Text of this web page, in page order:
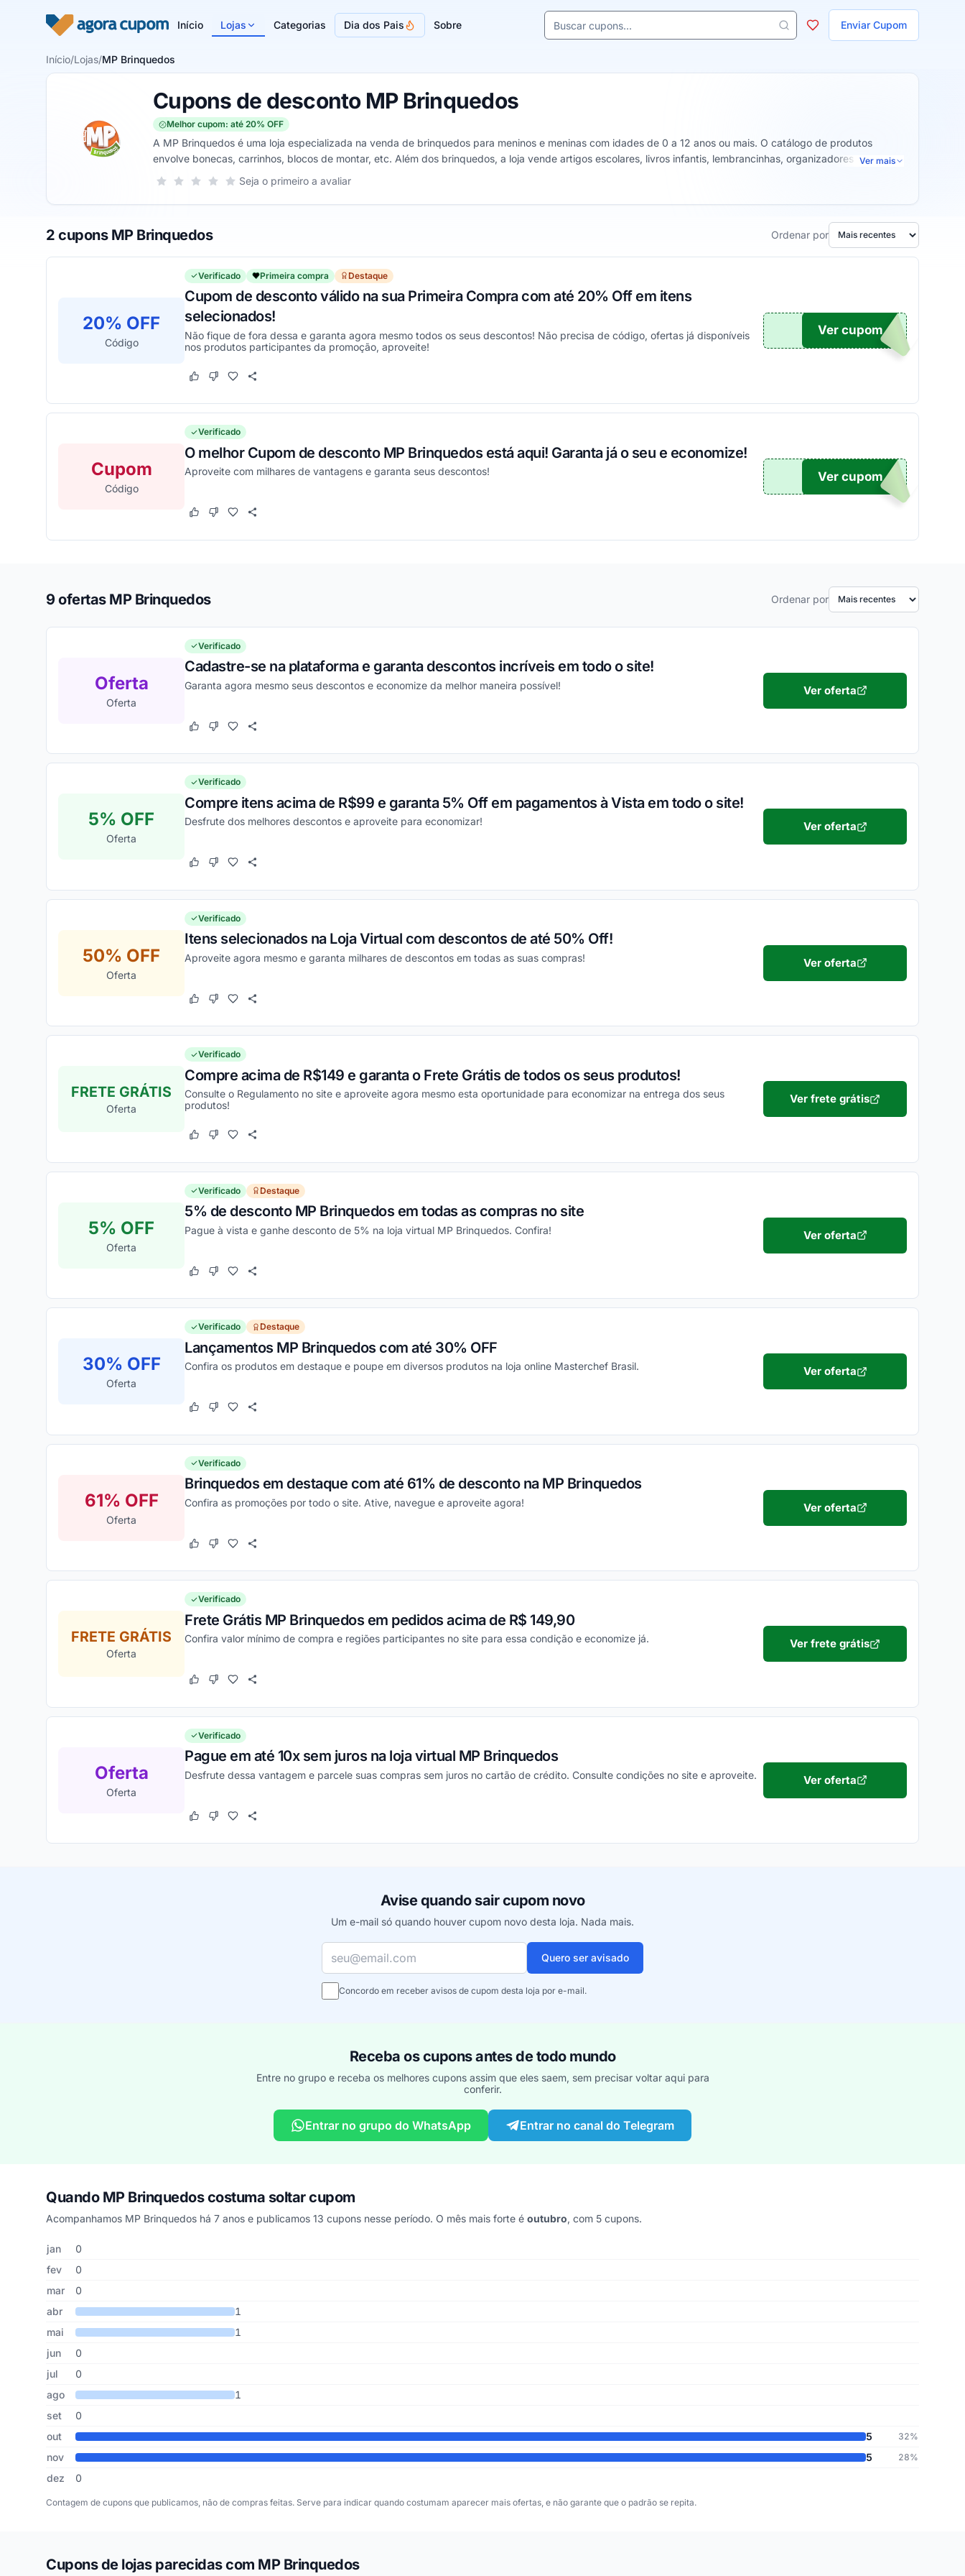
Início Lojas Categorias Dia dos Pais Sobre Enviar Cupom
Buscar cupons e lojas
Início/Lojas/MP Brinquedos
Cupons de desconto MP Brinquedos
Melhor cupom: até 20% OFF
A MP Brinquedos é uma loja especializada na venda de brinquedos para meninos e meninas com idades de 0 a 12 anos ou mais. O catálogo de produtos
envolve bonecas, carrinhos, blocos de montar, etc. Além dos brinquedos, a loja vende artigos escolares, livros infantis, lembrancinhas, organizadores e
fantasias.
Ver mais
Sua nota para MP Brinquedos, de 1 a 5 estrelas
5 estrelas
4 estrelas
3 estrelas
2 estrelas
1 estrela Seja o primeiro a avaliar
2 cupons MP Brinquedos Ordenar por
20% OFF
Código
Verificado Primeira compra Destaque
Cupom de desconto válido na sua Primeira Compra com até 20% Off em itens
selecionados!
Não fique de fora dessa e garanta agora mesmo todos os seus descontos! Não precisa de código, ofertas já disponíveis
nos produtos participantes da promoção, aproveite!
Este cupom funcionou
Este cupom não funcionou
TICO
Ver cupom
Cupom
Código
Verificado
O melhor Cupom de desconto MP Brinquedos está aqui! Garanta já o seu e economize!
Aproveite com milhares de vantagens e garanta seus descontos!
Este cupom funcionou
Este cupom não funcionou
TICO
Ver cupom
9 ofertas MP Brinquedos Ordenar por
Oferta
Oferta
Verificado
Cadastre-se na plataforma e garanta descontos incríveis em todo o site!
Garanta agora mesmo seus descontos e economize da melhor maneira possível!
Este cupom funcionou
Este cupom não funcionou
Ver oferta
5% OFF
Oferta
Verificado
Compre itens acima de R$99 e garanta 5% Off em pagamentos à Vista em todo o site!
Desfrute dos melhores descontos e aproveite para economizar!
Este cupom funcionou
Este cupom não funcionou
Ver oferta
50% OFF
Oferta
Verificado
Itens selecionados na Loja Virtual com descontos de até 50% Off!
Aproveite agora mesmo e garanta milhares de descontos em todas as suas compras!
Este cupom funcionou
Este cupom não funcionou
Ver oferta
FRETE GRÁTIS
Oferta
Verificado
Compre acima de R$149 e garanta o Frete Grátis de todos os seus produtos!
Consulte o Regulamento no site e aproveite agora mesmo esta oportunidade para economizar na entrega dos seus
produtos!
Este cupom funcionou
Este cupom não funcionou
Ver frete grátis
5% OFF
Oferta
Verificado Destaque
5% de desconto MP Brinquedos em todas as compras no site
Pague à vista e ganhe desconto de 5% na loja virtual MP Brinquedos. Confira!
Este cupom funcionou
Este cupom não funcionou
Ver oferta
30% OFF
Oferta
Verificado Destaque
Lançamentos MP Brinquedos com até 30% OFF
Confira os produtos em destaque e poupe em diversos produtos na loja online Masterchef Brasil.
Este cupom funcionou
Este cupom não funcionou
Ver oferta
61% OFF
Oferta
Verificado
Brinquedos em destaque com até 61% de desconto na MP Brinquedos
Confira as promoções por todo o site. Ative, navegue e aproveite agora!
Este cupom funcionou
Este cupom não funcionou
Ver oferta
FRETE GRÁTIS
Oferta
Verificado
Frete Grátis MP Brinquedos em pedidos acima de R$ 149,90
Confira valor mínimo de compra e regiões participantes no site para essa condição e economize já.
Este cupom funcionou
Este cupom não funcionou
Ver frete grátis
Oferta
Oferta
Verificado
Pague em até 10x sem juros na loja virtual MP Brinquedos
Desfrute dessa vantagem e parcele suas compras sem juros no cartão de crédito. Consulte condições no site e aproveite.
Este cupom funcionou
Este cupom não funcionou
Ver oferta
Avise quando sair cupom novo
Um e-mail só quando houver cupom novo desta loja. Nada mais.
Quero ser avisado
Concordo em receber avisos de cupom desta loja por e-mail.
Receba os cupons antes de todo mundo
Entre no grupo e receba os melhores cupons assim que eles saem, sem precisar voltar aqui para
conferir.
Entrar no grupo do WhatsApp Entrar no canal do Telegram
Quando MP Brinquedos costuma soltar cupom
Acompanhamos MP Brinquedos há 7 anos e publicamos 13 cupons nesse período. O mês mais forte é outubro, com 5 cupons.
Cupons de MP Brinquedos publicados por mês, somando os últimos 7 anos
Mês Cupons publicados
jan
0
fev
0
mar
0
abr
1
mai
1
jun
0
jul
0
ago
1
set
0
out
5 32%
nov 5 28%
dez 0
Contagem de cupons que publicamos, não de compras feitas. Serve para indicar quando costumam aparecer mais ofertas, e não garante que o padrão se repita.
Cupons de lojas parecidas com MP Brinquedos